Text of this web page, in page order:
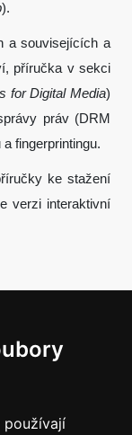
používají
).
a souvisejících a
příručka v sekci
for Digital Media)
práv (DRM
fingerprintingu.
ke stažení
verzi interaktivní